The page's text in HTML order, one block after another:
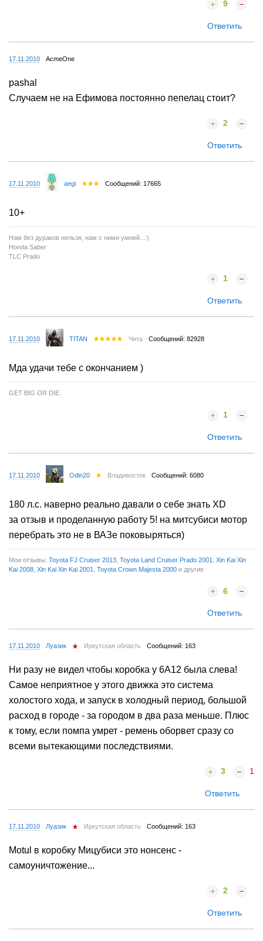
9
Ответить
17.11.2010 AcmeOne
pashal
Случаем не на Ефимова постоянно пепелац стоит?
2
Ответить
17.11.2010 aegi Сообщений: 17665
10+
Нам без дураков нельзя, нам с ними умней...:)
Honda Saber
TLC Prado
1
Ответить
17.11.2010 TITAN Чита Сообщений: 82928
Мда удачи тебе с окончанием )
GET BIG OR DIE.
1
Ответить
17.11.2010 Odin20 Владивосток Сообщений: 6080
180 л.с. наверно реально давали о себе знать XD
за отзыв и проделанную работу 5! на митсубиси мотор
перебрать это не в ВАЗе поковыряться)
Мои отзывы: Toyota FJ Cruiser 2013 Toyota Land Cruiser Prado 2001
Xin Kai Xin
Kai 2008 Xin Kai Xin Kai 2001 Toyota Crown Majesta 2000 и другие
6
Ответить
17.11.2010 Луазик Иркутская область Сообщений: 163
Ни разу не видел чтобы коробка y 6A12 была слева!
Самое неприятное у этого движка это система
холостого хода, и запуск в холодный период, большой
расход в городе - за городом в два раза меньше. Плюс
к тому, если помпа умрет - ремень оборвет сразу со
всеми вытекающими последствиями.
3 1
Ответить
17.11.2010 Луазик Иркутская область Сообщений: 163
Motul в коробку Мицубиси это нонсенс -
самоуничтожение...
2
Ответить